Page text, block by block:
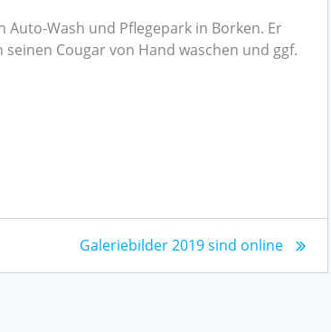
Wash und Pflegepark in Borken. Er
Cougar von Hand waschen und ggf.
Galeriebilder 2019 sind online